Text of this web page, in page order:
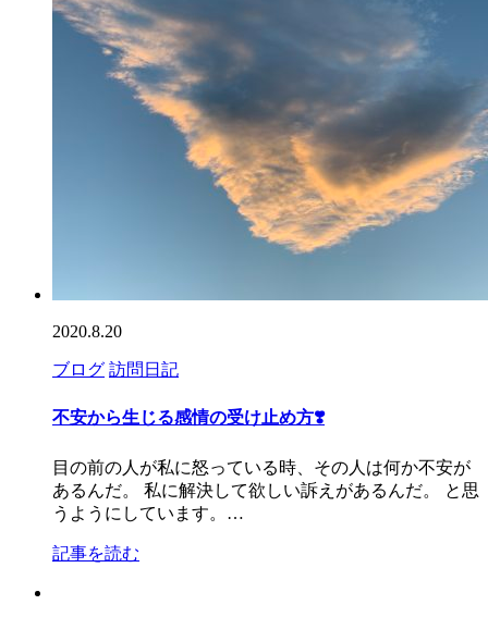
2020.8.20
ブログ 訪問日記
不安から生じる感情の受け止め方❣️
目の前の人が私に怒っている時、その人は何か不安が
あるんだ。 私に解決して欲しい訴えがあるんだ。 と思
うようにしています。…
記事を読む